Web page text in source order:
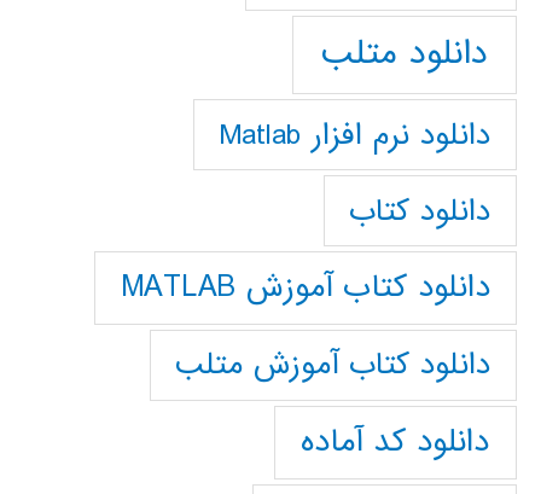
دانلود متلب
دانلود نرم افزار Matlab
دانلود کتاب
دانلود کتاب آموزش MATLAB
دانلود کتاب آموزش متلب
دانلود کد آماده